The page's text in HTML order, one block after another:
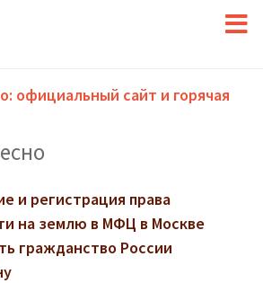
официальный сайт и горячая
и регистрация права
на землю в МФЦ в Москве
гражданство России